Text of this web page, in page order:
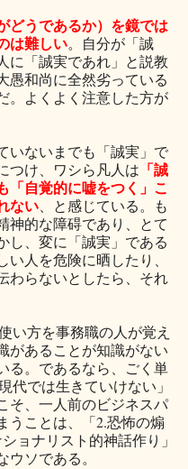
どうであるか）を鏡では
は難しい。自分が「誠
に「誠実であれ」と説教
愚和尚に全然劣っている
。よくよく注意した方が
いないまでも「誠実」で
つけ、ワシら凡人は 「誠
「自覚的に嘘をつく」こ
ない、と感じている。も
神的な障碍であり、とて
し、変に「誠実」である
人を危険に晒したり、
わらないとしたら、それ
い方を事務職の人が覚え
があることが知識がない
る。であるなら、ごく単
代では生きていけない」
そ、一人前のビジネスパ
うことは、「2.恐怖の煽
ョナリスト的神話作り」
ソである。